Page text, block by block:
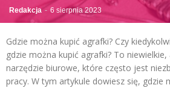
Redakcja - 6 sierpnia 2023
Gdzie można kupić agrafki? Czy
gdzie można kupić agrafki? To
narzędzie biurowe, które często jest
pracy. W tym artykule dowiesz się, gdzie